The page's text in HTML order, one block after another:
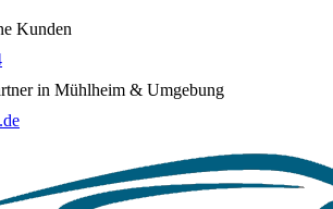
Kunden
in Mühlheim & Umgebung